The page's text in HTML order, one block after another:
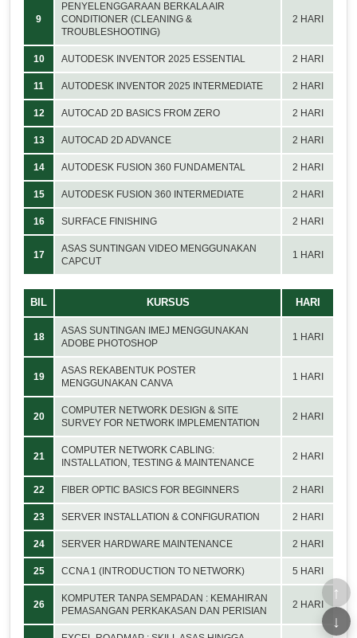
↑
↓
9
PENYELENGGARAAN BERKALA AIR
CONDITIONER (CLEANING &
TROUBLESHOOTING)
2 HARI
10 AUTODESK INVENTOR 2025 ESSENTIAL 2 HARI
11 AUTODESK INVENTOR 2025 INTERMEDIATE 2 HARI
12 AUTOCAD 2D BASICS FROM ZERO 2 HARI
13 AUTOCAD 2D ADVANCE 2 HARI
14 AUTODESK FUSION 360 FUNDAMENTAL 2 HARI
15 AUTODESK FUSION 360 INTERMEDIATE 2 HARI
16 SURFACE FINISHING 2 HARI
17
ASAS SUNTINGAN VIDEO MENGGUNAKAN
CAPCUT
1 HARI
BIL KURSUS HARI
18
ASAS SUNTINGAN IMEJ MENGGUNAKAN
ADOBE PHOTOSHOP
1 HARI
19
ASAS REKABENTUK POSTER
MENGGUNAKAN CANVA
1 HARI
20
COMPUTER NETWORK DESIGN & SITE
SURVEY FOR NETWORK IMPLEMENTATION
2 HARI
21
COMPUTER NETWORK CABLING:
INSTALLATION, TESTING & MAINTENANCE
2 HARI
22 FIBER OPTIC BASICS FOR BEGINNERS 2 HARI
23 SERVER INSTALLATION & CONFIGURATION 2 HARI
24 SERVER HARDWARE MAINTENANCE 2 HARI
25 CCNA 1 (INTRODUCTION TO NETWORK) 5 HARI
26
KOMPUTER TANPA SEMPADAN : KEMAHIRAN
PEMASANGAN PERKAKASAN DAN PERISIAN
2 HARI